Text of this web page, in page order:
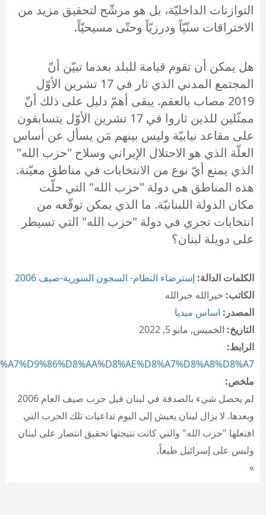
التوازنات الداخليّة، بل هو مرشّح لتحقيق مزيد من
الاختراقات سنّيّاً ودرزيّاً وحتّى مسيحيّاً.
هل يمكن أن تقوم قيامة للبلد بعدما تبيّن أنّ
المجتمع المدني الذي ثار في 17 تشرين الأوّل
2019 مصاب بالعقم. يبقى أهمّ دليل على ذلك أنّ
ممثّلين للذين ثاروا في 17 تشرين الأوّل يتسابقون
على مقاعد نيابيّة وليس بينهم مَن يسأل عن أساس
العلّة الذي هو الاحتلال الإيراني وسلاح "حزب الله"
الذي يمنع أيّ نوع من الانتخابات في مناطق معيّنة.
هذه المناطق هي دولة "حزب الله" التي حلّت
مكان الدولة اللبنانيّة. ما الذي يمكن توقّعه من
انتخابات تجري في دولة "حزب الله" التي تسيطر
على دويلة لبنان؟
الكلمات الدالة: إسترضاء النظام- السجون السورية-صيف 2006
الكاتب: خيرالله خيرالله
المصدر: اساس ميديا
التاريخ: الخميس, مايو 5, 2022
الرابط:
ملخص:
لم يحصل شيء بالصدفة في لبنان قبل حرب صيف العام 2006
وبعدها. لا يزال لبنان يعيش إلى اليوم تداعيات تلك الحرب التي
افتعلها "حزب الله" والتي كانت نتيجتها تحقيق انتصار على لبنان
وليس على إسرائيل طبعاً.
»